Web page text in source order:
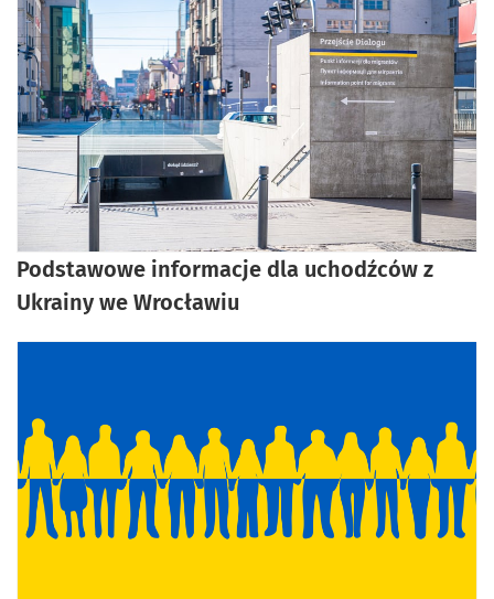
Podstawowe informacje dla uchodźców z
Ukrainy we Wrocławiu